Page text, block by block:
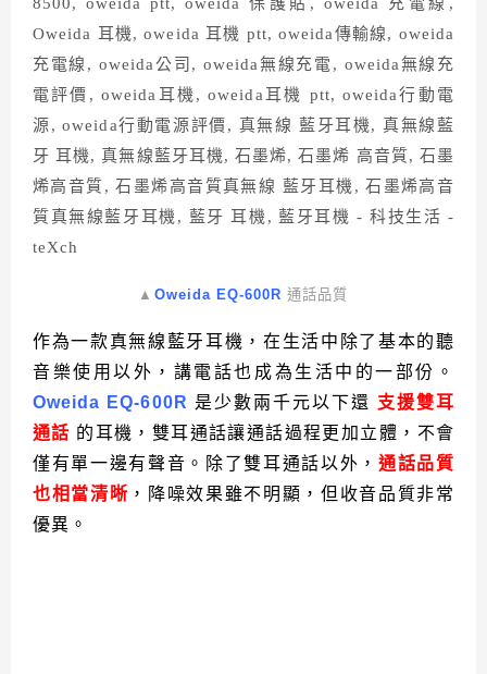
▲ Oweida EQ-600R 通話品質
作為一款真無線藍牙耳機，在生活中除了基本的聽
音樂使用以外，講電話也成為生活中的一部份。
Oweida EQ-600R 是少數兩千元以下還 支援雙耳
通話 的耳機，雙耳通話讓通話過程更加立體，不會
僅有單一邊有聲音。除了雙耳通話以外， 通話品質
也相當清晰 ，降噪效果雖不明顯，但收音品質非常
優異。